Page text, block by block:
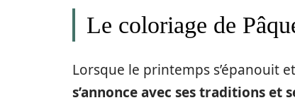
Le coloriage de
Lorsque le printemps s’épanouit
s’annonce avec ses traditions et